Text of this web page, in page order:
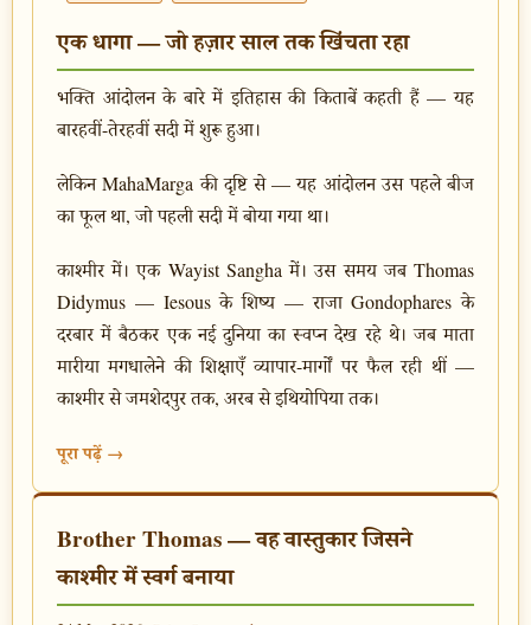
एक धागा — जो हज़ार साल तक खिंचता रहा
भक्ति आंदोलन के बारे में इतिहास की किताबें कहती हैं — यह
बारहवीं-तेरहवीं सदी में शुरू हुआ।
लेकिन MahaMarga की दृष्टि से — यह आंदोलन उस पहले बीज
का फूल था, जो पहली सदी में बोया गया था।
काश्मीर में। एक Wayist Sangha में। उस समय जब Thomas
Didymus — Iesous के शिष्य — राजा Gondophares के
दरबार में बैठकर एक नई दुनिया का स्वप्न देख रहे थे। जब माता
मारीया मगधालेने की शिक्षाएँ व्यापार-मार्गों पर फैल रही थीं —
काश्मीर से जमशेदपुर तक, अरब से इथियोपिया तक।
पूरा पढ़ें →
Brother Thomas — वह वास्तुकार जिसने
काश्मीर में स्वर्ग बनाया